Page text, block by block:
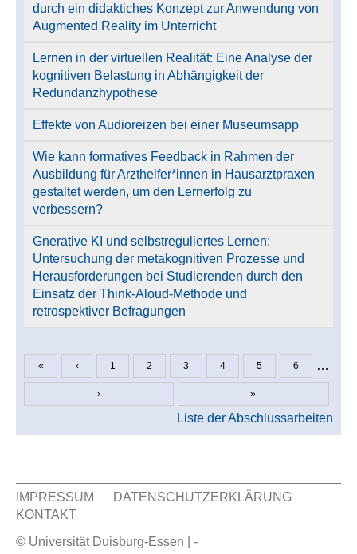
durch ein didaktiches Konzept zur Anwendung von
Augmented Reality im Unterricht
Lernen in der virtuellen Realität: Eine Analyse der
kognitiven Belastung in Abhängigkeit der
Redundanzhypothese
Effekte von Audioreizen bei einer Museumsapp
Wie kann formatives Feedback in Rahmen der
Ausbildung für Arzthelfer*innen in Hausarztpraxen
gestaltet werden, um den Lernerfolg zu
verbessern?
Gnerative KI und selbstreguliertes Lernen:
Untersuchung der metakognitiven Prozesse und
Herausforderungen bei Studierenden durch den
Einsatz der Think-Aloud-Methode und
retrospektiver Befragungen
Seiten
« ‹ 1 2 3 4 5 6 …
› »
Liste der Abschlussarbeiten
Sekundär Menü
IMPRESSUM
DATENSCHUTZERKLÄRUNG
KONTAKT
© Universität Duisburg-Essen | -